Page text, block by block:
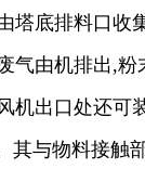
塔底排料口收
气由机排出,粉
机出口处还可
其与物料接触